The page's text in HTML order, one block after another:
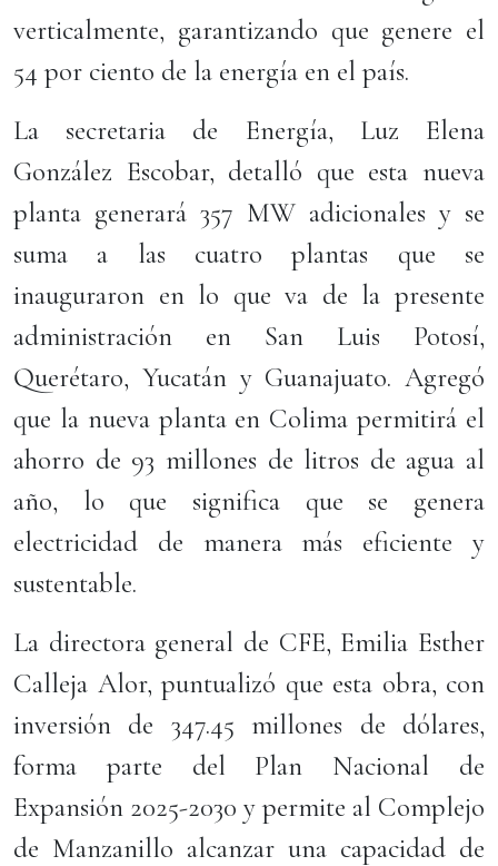
verticalmente, garantizando que genere el
54 por ciento de la energía en el país.
La secretaria de Energía, Luz Elena
González Escobar, detalló que esta nueva
planta generará 357 MW adicionales y se
suma a las cuatro plantas que se
inauguraron en lo que va de la presente
administración en San Luis Potosí,
Querétaro, Yucatán y Guanajuato. Agregó
que la nueva planta en Colima permitirá el
ahorro de 93 millones de litros de agua al
año, lo que significa que se genera
electricidad de manera más eficiente y
sustentable.
La directora general de CFE, Emilia Esther
Calleja Alor, puntualizó que esta obra, con
inversión de 347.45 millones de dólares,
forma parte del Plan Nacional de
Expansión 2025-2030 y permite al Complejo
de Manzanillo alcanzar una capacidad de